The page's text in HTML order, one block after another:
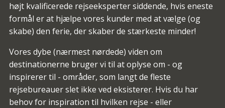
højt kvalificerede rejseeksperter siddende, hvis eneste
formål er at hjælpe vores kunder med at vælge (og
skabe) den ferie, der skaber de stærkeste minder!
Vores dybe (nærmest nørdede) viden om
destinationerne bruger vi til at oplyse om - og
inspirerer til - områder, som langt de fleste
rejsebureauer slet ikke ved eksisterer. Hvis du har
behov for inspiration til hvilken rejse - eller